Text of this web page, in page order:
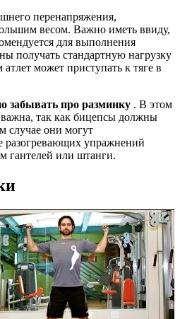
перенапряжения,
весом. Важно иметь ввиду,
для выполнения
получать стандартную нагрузку
атлет может приступать к тяге в
забывать про разминку . В этом
так как бицепсы должны
случае они могут
разогревающих упражнений
гантелей или штанги.